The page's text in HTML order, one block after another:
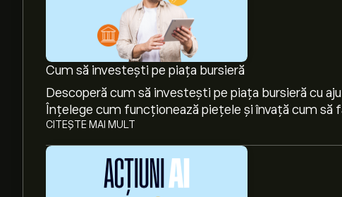
Cum să investești pe piața bursieră
Descoperă cum să investești pe piața bursieră cu
Înțelege cum funcționează piețele și învață cum să
CITEȘTE MAI MULT